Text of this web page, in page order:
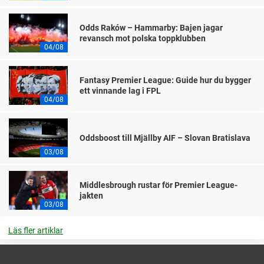
04/08
Odds Raków – Hammarby: Bajen jagar
revansch mot polska toppklubben
04/08
Fantasy Premier League: Guide hur du bygger
ett vinnande lag i FPL
03/08
Oddsboost till Mjällby AIF – Slovan Bratislava
03/08
Middlesbrough rustar för Premier League-
jakten
Läs fler artiklar